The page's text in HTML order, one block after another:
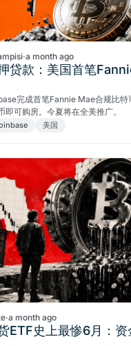
·a month ago
贷款：美国首笔
完成首笔Fannie Mae合规比特
即可购房。今夏将在全美推广。
美国
·a month ago
ETF史上最惨6月：